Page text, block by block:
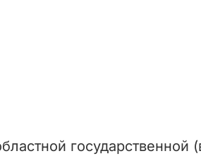
государственной